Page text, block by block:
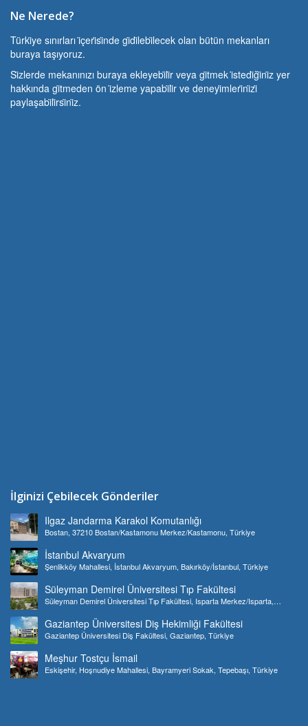
Ne Nerede?
Türki̇ye sınırları i̇çeri̇si̇nde gi̇di̇lebi̇lecek olan bütün mekanları
buraya taşıyoruz.
Si̇zlerde mekanınızı buraya ekleyebi̇li̇r veya gi̇tmek i̇stedi̇ği̇ni̇z yer
hakkında gi̇tmeden ön i̇zleme yapabi̇li̇r ve deneyi̇mleri̇ni̇zi̇
paylaşabi̇li̇rsi̇ni̇z.
İlginizi Çebilecek Gönderiler
Ilgaz Jandarma Karakol Komutanlığı
Bostan, 37210 Bostan/Kastamonu Merkez/Kastamonu, Türkiye
İstanbul Akvaryum
Şenlikköy Mahallesi, İstanbul Akvaryum, Bakırköy/İstanbul, Türkiye
Süleyman Demirel Üniversitesi Tıp Fakültesi
Süleyman Demirel Üniversitesi Tıp Fakültesi, Isparta Merkez/Isparta,
Gaziantep Üniversitesi Diş Hekimliği Fakültesi
Gaziantep Üniversitesi Diş Fakültesi, Gaziantep, Türkiye
Meşhur Tostçu İsmail
Eskişehir, Hoşnudiye Mahallesi, Bayramyeri Sokak, Tepebaşı, Türkiye